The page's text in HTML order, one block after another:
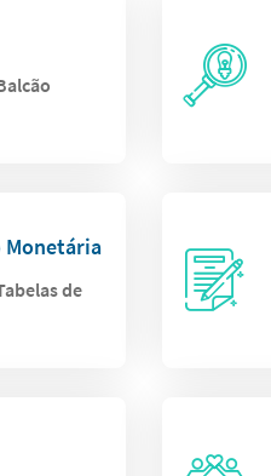
Monetária
de